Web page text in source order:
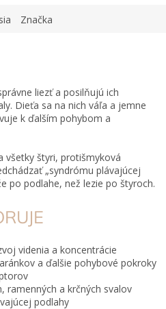
Značka
liezť a posilňujú ich
Dieťa sa na nich váľa a jemne
k ďalším pohybom a
všetky štyri, protišmyková
„syndrómu plávajúcej
po podlahe, než lezie po štyroch.
videnia a koncentrácie
a ďalšie pohybové pokroky
ramenných a krčných svalov
podlahy